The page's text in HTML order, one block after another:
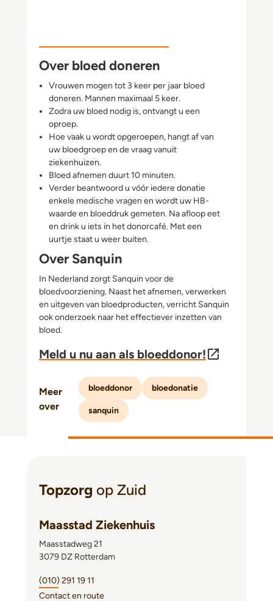
Over bloed doneren
Vrouwen mogen tot 3 keer per jaar bloed
doneren. Mannen maximaal 5 keer.
Zodra uw bloed nodig is, ontvangt u een
oproep.
Hoe vaak u wordt opgeroepen, hangt af van
uw bloedgroep en de vraag vanuit
ziekenhuizen.
Bloed afnemen duurt 10 minuten.
Verder beantwoord u vóór iedere donatie
enkele medische vragen en wordt uw HB-
waarde en bloeddruk gemeten. Na afloop eet
en drink u iets in het donorcafé. Met een
uurtje staat u weer buiten.
Over Sanquin
In Nederland zorgt Sanquin voor de
bloedvoorziening. Naast het afnemen, verwerken
en uitgeven van bloedproducten, verricht Sanquin
ook onderzoek naar het effectiever inzetten van
bloed.
Meld u nu aan als bloeddonor!
Meer
over
bloeddonor bloedonatie
sanquin
Topzorg op Zuid
Maasstad Ziekenhuis
Maasstadweg 21
3079 DZ Rotterdam
(010) 291 19 11
Contact en route